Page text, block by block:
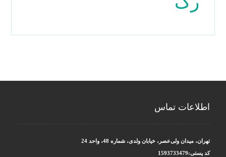
اطلاعات تماس
تهران، میدان ولی‌عصر، خیابان ولدی، شماره 48، واحد 24
کد پستی:1593733479